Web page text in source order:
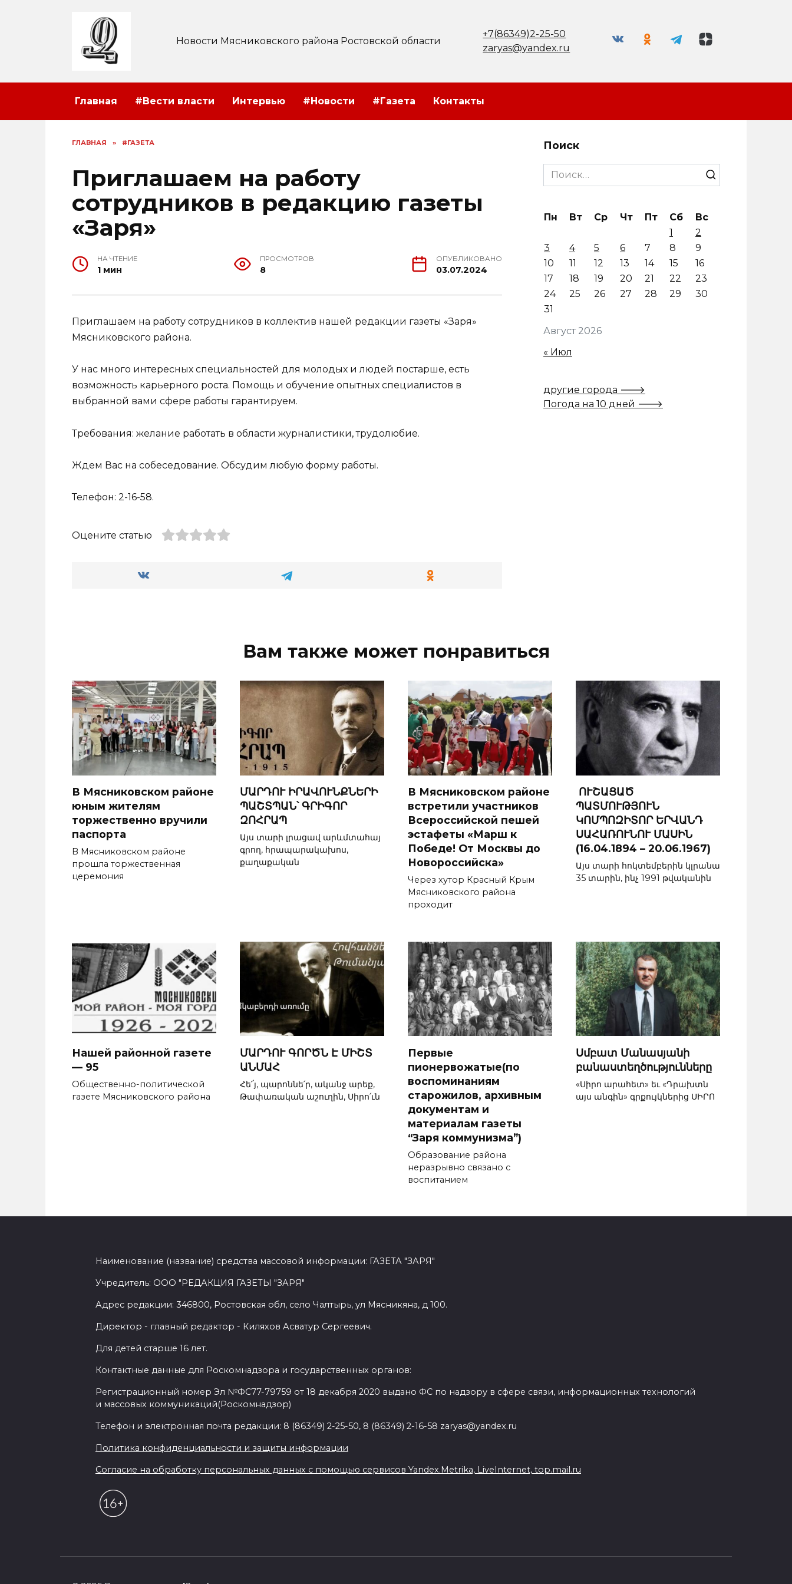
Новости Мясниковского района Ростовской области
+7(86349)2-25-50
zaryas@yandex.ru
Главная #Вести власти Интервью #Новости #Газета Контакты
ГЛАВНАЯ » #ГАЗЕТА
Приглашаем на работу
сотрудников в редакцию газеты
«Заря»
НА ЧТЕНИЕ
1 мин
ПРОСМОТРОВ
8
ОПУБЛИКОВАНО
03.07.2024
Приглашаем на работу сотрудников в коллектив нашей редакции газеты «Заря»
Мясниковского района.
У нас много интересных специальностей для молодых и людей постарше, есть
возможность карьерного роста. Помощь и обучение опытных специалистов в
выбранной вами сфере работы гарантируем.
Требования: желание работать в области журналистики, трудолюбие.
Ждем Вас на собеседование. Обсудим любую форму работы.
Телефон: 2-16-58.
Оцените статью
Поиск
Search
for:
Август 2026
Пн Вт Ср Чт Пт Сб
Вс
1
2
3
4 5 6 7 8
9
10
11 12 13 14 15
16
17
18 19 20 21 22
23
24
25 26 27 28 29
30
31
« Июл
другие города 🡒
Погода на 10 дней 🡒
Вам также может понравиться
В Мясниковском районе
юным жителям
торжественно вручили
паспорта
В Мясниковском районе
прошла торжественная
церемония
ՄԱՐԴՈՒ ԻՐԱՎՈՒՆՔՆԵՐԻ
ՊԱՇՏՊԱՆ՝ ԳՐԻԳՈՐ
ԶՈՀՐԱՊ
Այս տարի լրացավ արևմտահայ
գրող, հրապարակախոս,
քաղաքական
В Мясниковском районе
встретили участников
Всероссийской пешей
эстафеты «Марш к
Победе! От Москвы до
Новороссийска»
Через хутор Красный Крым
Мясниковского района
проходит
ՈՒՇԱՑԱԾ
ՊԱՏՄՈՒԹՅՈՒՆ
ԿՈՄՊՈԶԻՏՈՐ ԵՐՎԱՆԴ
ՍԱՀԱՌՈՒՆՈՒ ՄԱՍԻՆ
(16.04.1894 – 20.06.1967)
Այս տարի հոկտեմբերին կլրանա
35 տարին, ինչ 1991 թվականին
Нашей районной газете
— 95
Общественно-политической
газете Мясниковского района
ՄԱՐԴՈՒ ԳՈՐԾՆ Է ՄԻՇՏ
ԱՆՄԱՀ
Հե՜յ, պարոննե՛ր, ականջ արեք,
Թափառական աշուղին, Սիրո՛ւն
Первые
пионервожатые(по
воспоминаниям
старожилов, архивным
документам и
материалам газеты
“Заря коммунизма”)
Образование района
неразрывно связано с
воспитанием
Սմբատ Մանասյանի
բանաստեղծությունները
«Սիրո արահետ» եւ «Դրախտն
այս անգին» գրքույկներից ՍԻՐՈ
Наименование (название) средства массовой информации: ГАЗЕТА "ЗАРЯ"
Учредитель: ООО "РЕДАКЦИЯ ГАЗЕТЫ "ЗАРЯ"
Адрес редакции: 346800, Ростовская обл, село Чалтырь, ул Мясникяна, д 100.
Директор - главный редактор - Киляхов Асватур Сергеевич.
Для детей старше 16 лет.
Контактные данные для Роскомнадзора и государственных органов:
Регистрационный номер Эл №ФС77-79759 от 18 декабря 2020 выдано ФС по надзору в сфере связи, информационных технологий
и массовых коммуникаций(Роскомнадзор)
Телефон и электронная почта редакции: 8 (86349) 2-25-50, 8 (86349) 2-16-58 zaryas@yandex.ru
Политика конфиденциальности и защиты информации
Согласие на обработку персональных данных с помощью сервисов Yandex.Metrika, LiveInternet, top.mail.ru